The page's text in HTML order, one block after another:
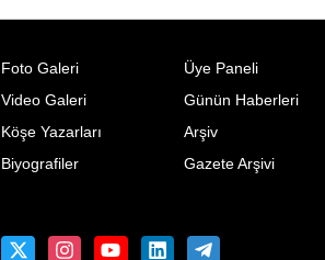
Foto Galeri
Video Galeri
Köşe Yazarları
Biyografiler
Üye Paneli
Günün Haberleri
Arşiv
Gazete Arşivi